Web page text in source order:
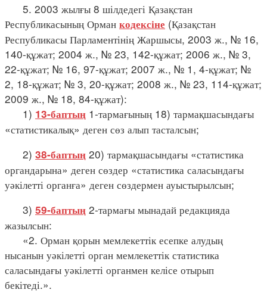
5. 2003 жылғы 8 шілдедегі Қазақстан
Республикасының Орман кодексіне (Қазақстан
Республикасы Парламентінің Жаршысы, 2003 ж., № 16,
140-құжат; 2004 ж., № 23, 142-құжат; 2006 ж., № 3,
22-құжат; № 16, 97-құжат; 2007 ж., № 1, 4-құжат; №
2, 18-құжат; № 3, 20-құжат; 2008 ж., № 23, 114-құжат;
2009 ж., № 18, 84-құжат):
1) 13-баптың 1-тармағының 18) тармақшасындағы
«статистикалық» деген сөз алып тасталсын;
2) 38-баптың 20) тармақшасындағы «статистика
органдарына» деген сөздер «статистика саласындағы
уәкілетті органға» деген сөздермен ауыстырылсын;
3) 59-баптың 2-тармағы мынадай редакцияда
жазылсын:
«2. Орман қорын мемлекеттік есепке алудың
нысанын уәкілетті орган мемлекеттік статистика
саласындағы уәкілетті органмен келісе отырып
бекітеді.».